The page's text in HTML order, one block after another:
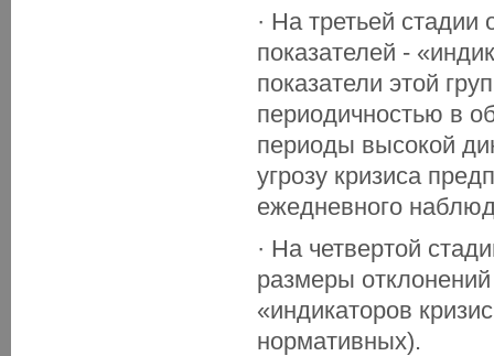
· На третьей
показателей -
показатели этой
периодичностью в
периоды высокой
угрозу кризиса
ежедневного
· На четвертой
размеры
«индикаторов
нормативных).